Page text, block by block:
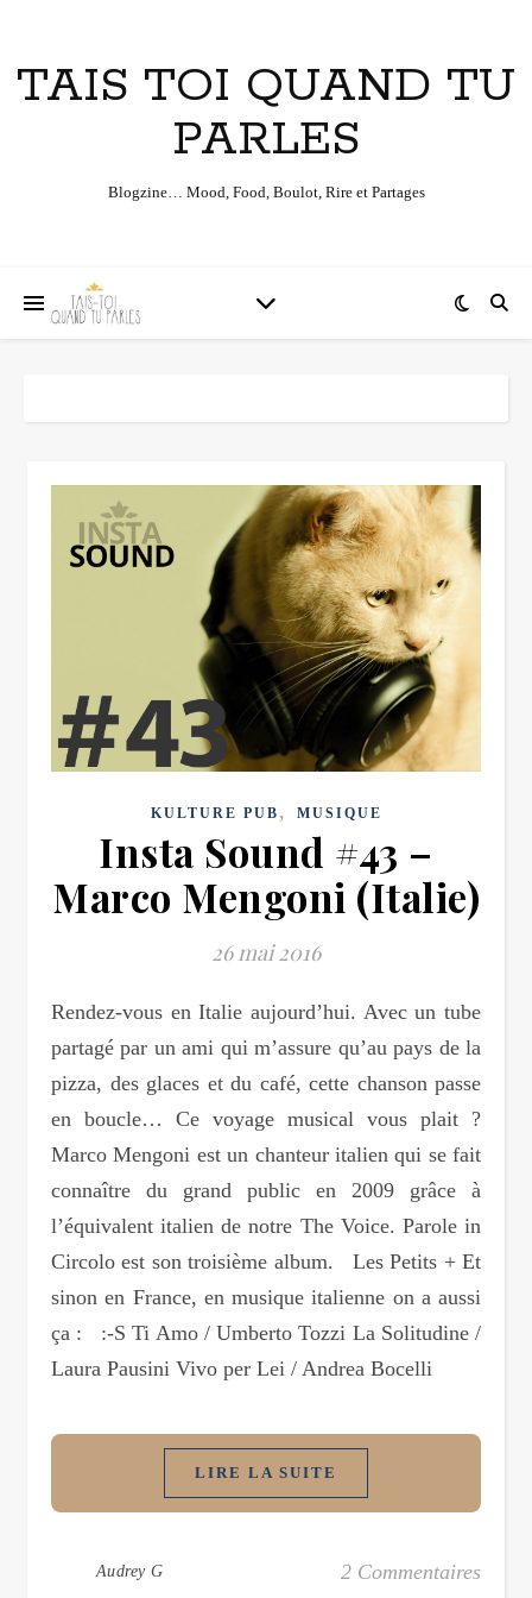
TAIS TOI QUAND TU
PARLES
Blogzine… Mood, Food, Boulot, Rire et Partages
KULTURE PUB , MUSIQUE
Insta Sound #43 –
Marco Mengoni (Italie)
26 mai 2016
Rendez-vous en Italie aujourd’hui. Avec un tube
partagé par un ami qui m’assure qu’au pays de la
pizza, des glaces et du café, cette chanson passe
en boucle… Ce voyage musical vous plait ?
Marco Mengoni est un chanteur italien qui se fait
connaître du grand public en 2009 grâce à
l’équivalent italien de notre The Voice. Parole in
Circolo est son troisième album. Les Petits + Et
sinon en France, en musique italienne on a aussi
ça : :-S Ti Amo / Umberto Tozzi La Solitudine /
Laura Pausini Vivo per Lei / Andrea Bocelli
LIRE LA SUITE
Audrey G 2 Commentaires